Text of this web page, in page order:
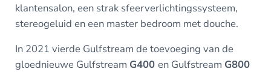
klantensalon, een strak sfeerverlichtingssysteem,
stereogeluid en een master bedroom met douche.
In 2021 vierde Gulfstream de toevoeging van de
gloednieuwe Gulfstream G400 en Gulfstream G800